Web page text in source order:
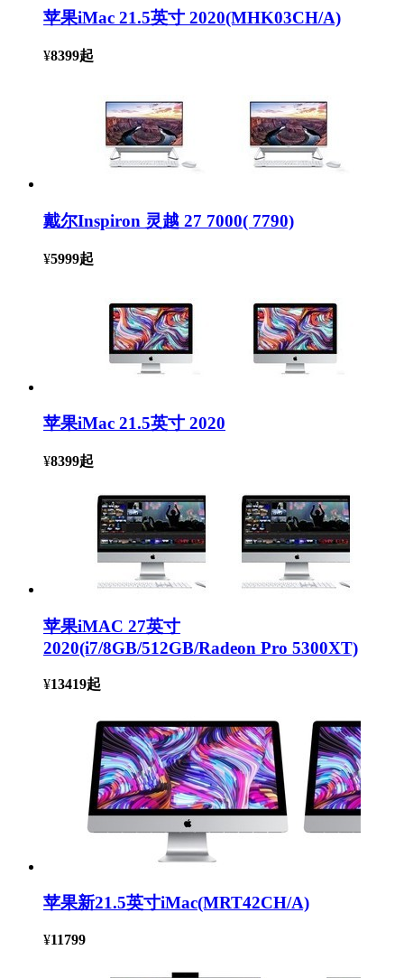
苹果iMac 21.5英寸 2020(MHK03CH/A)
¥8399起
戴尔Inspiron 灵越 27 7000( 7790)
¥5999起
苹果iMac 21.5英寸 2020
¥8399起
苹果iMAC 27英寸
2020(i7/8GB/512GB/Radeon Pro 5300XT)
¥13419起
苹果新21.5英寸iMac(MRT42CH/A)
¥11799